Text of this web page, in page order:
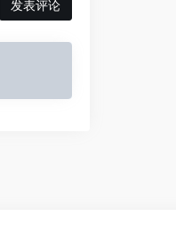
发表评论